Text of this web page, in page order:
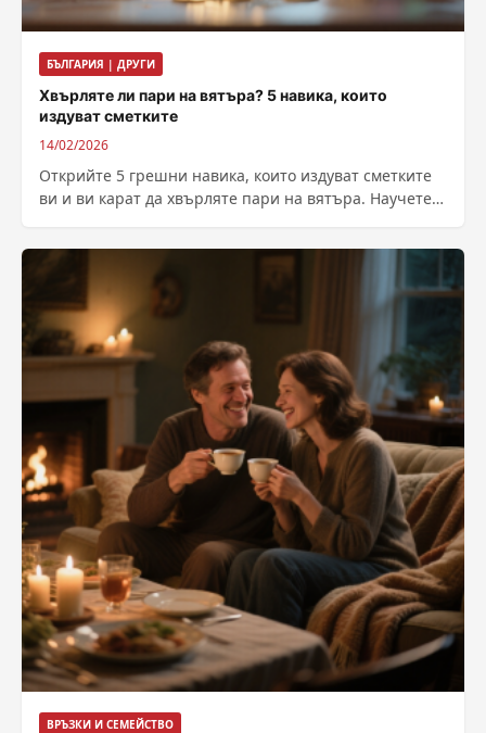
БЪЛГАРИЯ | ДРУГИ
Хвърляте ли пари на вятъра? 5 навика, които
издуват сметките
14/02/2026
Открийте 5 грешни навика, които издуват сметките
ви и ви карат да хвърляте пари на вятъра. Научете
финансова стабилност с нашите съвети.
ВРЪЗКИ И СЕМЕЙСТВО